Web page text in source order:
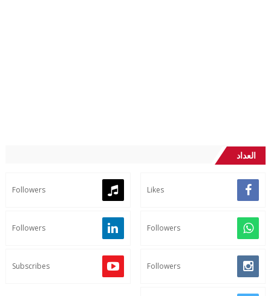
العداد
Likes
Followers
Followers
Followers
Followers
Subscribes